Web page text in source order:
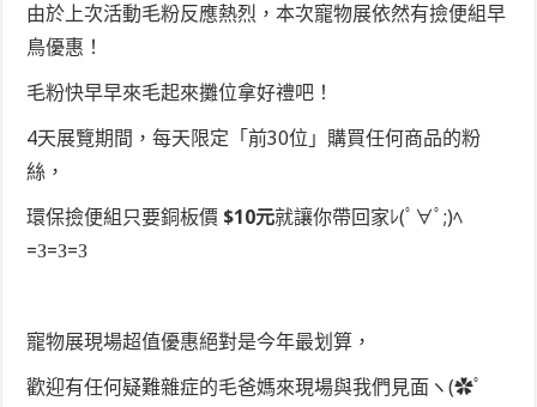
由於上次活動毛粉反應熱烈，本次寵物展依然有撿便組早
鳥優惠！
毛粉快早早來毛起來攤位拿好禮吧！
4天展覽期間，每天限定「前30位」購買任何商品的粉
絲，
環保撿便組只要銅板價 $10元就讓你帶回家ﾚ(ﾟ∀ﾟ;)ﾍ
=З=З=З
寵物展現場超值優惠絕對是今年最划算，
歡迎有任何疑難雜症的毛爸媽來現場與我們見面ヽ(✿ﾟ